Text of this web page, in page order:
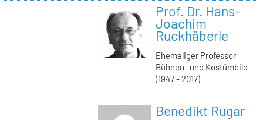
Prof. Dr. Hans-
Joachim
Ruckhäberle
Ehemaliger Professor
Bühnen- und Kostümbild
(1947 - 2017)
Benedikt Rugar